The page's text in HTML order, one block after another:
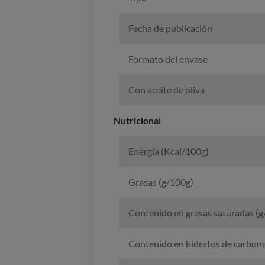
Fecha de publicación
Formato del envase
Con aceite de oliva
Nutricional
Energía (Kcal/100g)
Grasas (g/100g)
Contenido en grasas saturadas
Contenido en hidratos de